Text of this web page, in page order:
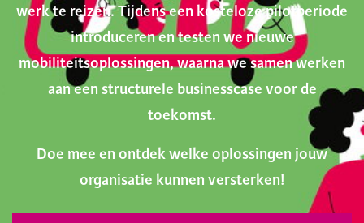
werk te reizen. Tijdens een kosteloze pilotperiode
introduceren en testen we nieuwe
mobiliteitsoplossingen, waarna we samen werken
aan een structurele businesscase voor de
toekomst.
Doe mee en ontdek welke oplossingen jouw
organisatie kunnen versterken!